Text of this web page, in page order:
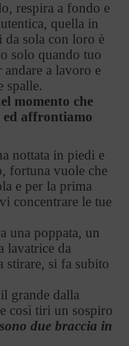
respira a fondo e
quella in
sola con loro è
solo quando tuo
andare a lavoro e
spalle.
momento che
ed affrontiamo
nottata in piedi e
fortuna vuole che
e per la prima
concentrare le tue
una poppata, un
lavatrice da
stirare, si fa subito
grande dalla
così tiri un sospiro
due braccia in